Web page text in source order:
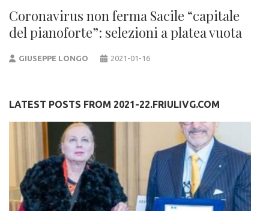
Coronavirus non ferma Sacile “capitale
del pianoforte”: selezioni a platea vuota
GIUSEPPE LONGO 2021-01-16
LATEST POSTS FROM 2021-22.FRIULIVG.COM